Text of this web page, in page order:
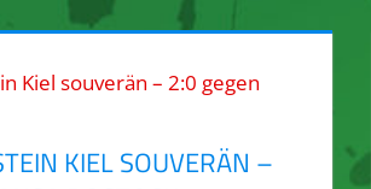
KIEL SOUVERÄN –